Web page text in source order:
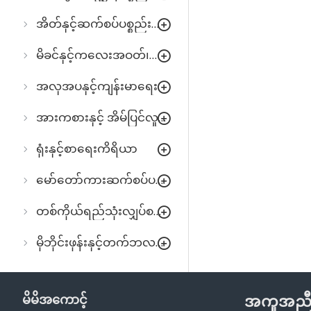
အိတ်နှင့်ဆက်စပ်ပစ္စည်းများ
မိခင်နှင့်ကလေးအဝတ်၊အသုံးအဆောင်
အလှအပနှင့်ကျန်းမာရေး
အားကစားနှင့် အိမ်ပြင်လှုပ်ရှားမှု
ရုံးနှင့်စာရေးကိရိယာ
မော်တော်ကားဆက်စပ်ပစ္စည်းများ
တစ်ကိုယ်ရည်သုံးလျှပ်စစ်ပစ္စည်းများ
မိုဘိုင်းဖုန်းနှင့်တက်ဘလက်
မိမိအကောင့် အကူအညီ